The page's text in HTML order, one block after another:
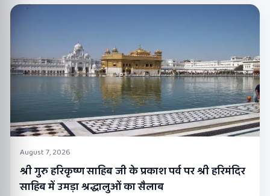
August 7, 2026
श्री गुरु हरिकृष्ण साहिब जी के प्रकाश पर्व पर श्री हरिमंदिर
साहिब में उमड़ा श्रद्धालुओं का सैलाब